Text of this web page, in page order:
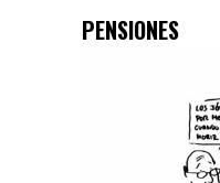
PENSIONES